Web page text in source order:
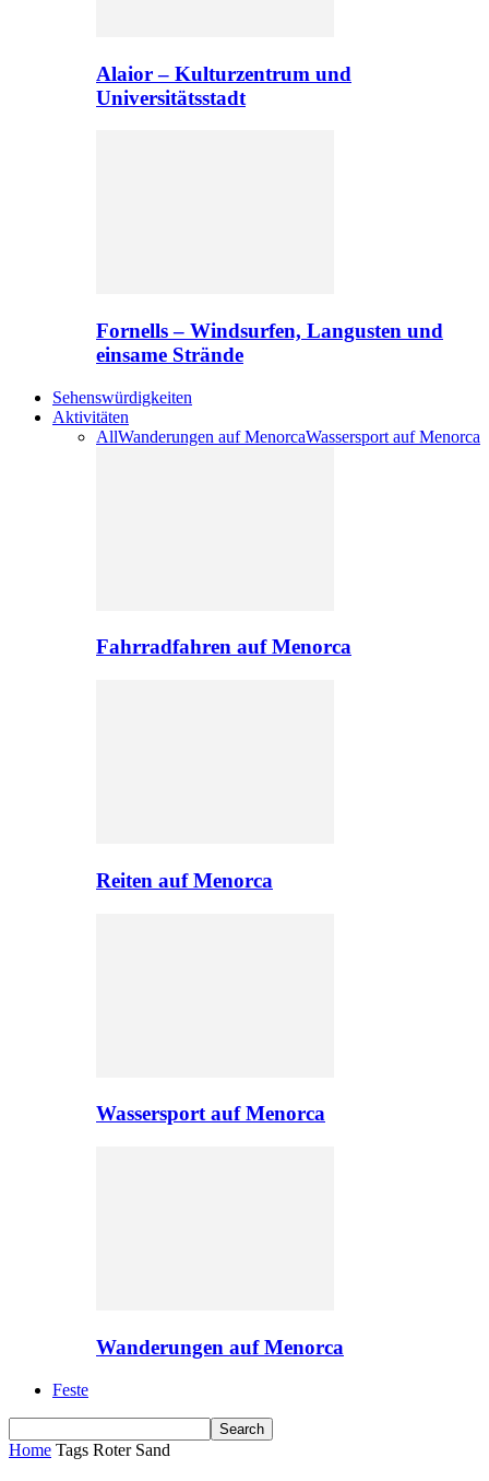
Alaior – Kulturzentrum und
Universitätsstadt
Fornells – Windsurfen, Langusten und
einsame Strände
Sehenswürdigkeiten
Aktivitäten
AllWanderungen auf MenorcaWassersport auf Menorca
Fahrradfahren auf Menorca
Reiten auf Menorca
Wassersport auf Menorca
Wanderungen auf Menorca
Feste
Home Tags Roter Sand